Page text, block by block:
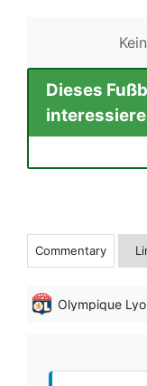
Dieses
Commentary
Olympique